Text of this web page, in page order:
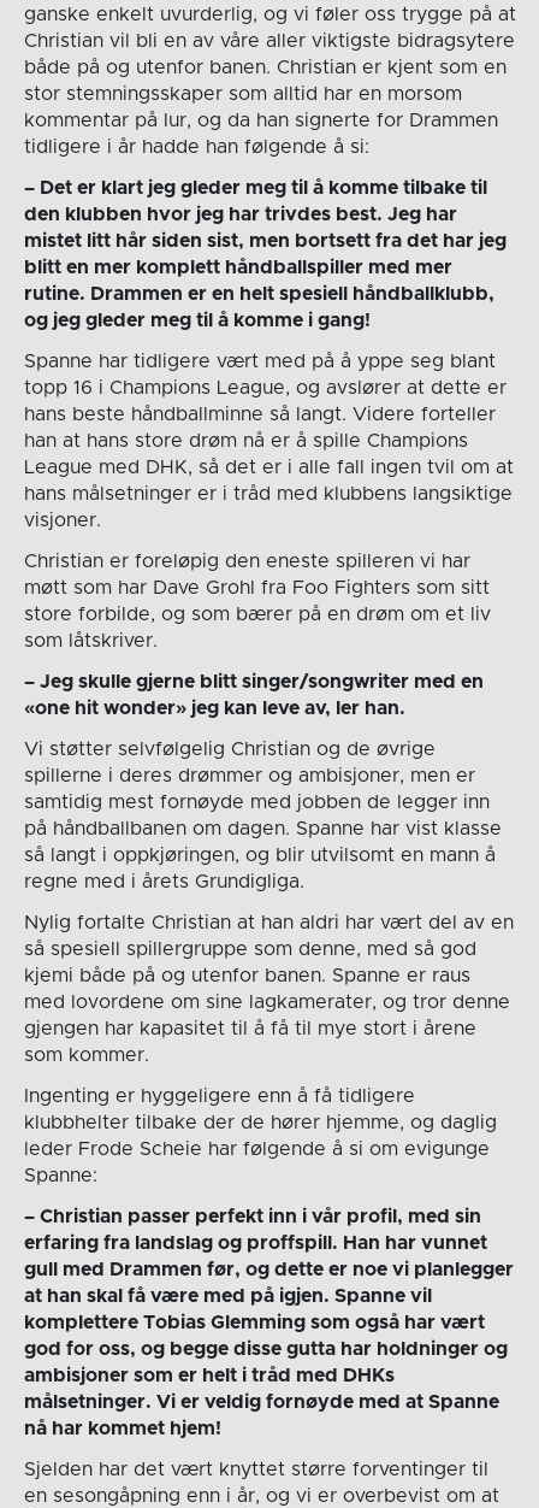
ganske enkelt uvurderlig, og vi føler oss trygge på at
Christian vil bli en av våre aller viktigste bidragsytere
både på og utenfor banen. Christian er kjent som en
stor stemningsskaper som alltid har en morsom
kommentar på lur, og da han signerte for Drammen
tidligere i år hadde han følgende å si:
– Det er klart jeg gleder meg til å komme tilbake til
den klubben hvor jeg har trivdes best. Jeg har
mistet litt hår siden sist, men bortsett fra det har jeg
blitt en mer komplett håndballspiller med mer
rutine. Drammen er en helt spesiell håndballklubb,
og jeg gleder meg til å komme i gang!
Spanne har tidligere vært med på å yppe seg blant
topp 16 i Champions League, og avslører at dette er
hans beste håndballminne så langt. Videre forteller
han at hans store drøm nå er å spille Champions
League med DHK, så det er i alle fall ingen tvil om at
hans målsetninger er i tråd med klubbens langsiktige
visjoner.
Christian er foreløpig den eneste spilleren vi har
møtt som har Dave Grohl fra Foo Fighters som sitt
store forbilde, og som bærer på en drøm om et liv
som låtskriver.
– Jeg skulle gjerne blitt singer/songwriter med en
«one hit wonder» jeg kan leve av, ler han.
Vi støtter selvfølgelig Christian og de øvrige
spillerne i deres drømmer og ambisjoner, men er
samtidig mest fornøyde med jobben de legger inn
på håndballbanen om dagen. Spanne har vist klasse
så langt i oppkjøringen, og blir utvilsomt en mann å
regne med i årets Grundigliga.
Nylig fortalte Christian at han aldri har vært del av en
så spesiell spillergruppe som denne, med så god
kjemi både på og utenfor banen. Spanne er raus
med lovordene om sine lagkamerater, og tror denne
gjengen har kapasitet til å få til mye stort i årene
som kommer.
Ingenting er hyggeligere enn å få tidligere
klubbhelter tilbake der de hører hjemme, og daglig
leder Frode Scheie har følgende å si om evigunge
Spanne:
– Christian passer perfekt inn i vår profil, med sin
erfaring fra landslag og proffspill. Han har vunnet
gull med Drammen før, og dette er noe vi planlegger
at han skal få være med på igjen. Spanne vil
komplettere Tobias Glemming som også har vært
god for oss, og begge disse gutta har holdninger og
ambisjoner som er helt i tråd med DHKs
målsetninger. Vi er veldig fornøyde med at Spanne
nå har kommet hjem!
Sjelden har det vært knyttet større forventinger til
en sesongåpning enn i år, og vi er overbevist om at